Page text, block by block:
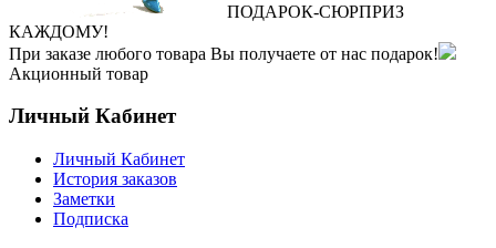
ПОДАРОК‐СЮРПРИЗ
КАЖДОМУ!
При заказе любого товара Вы получаете от нас подарок!
Акционный товар
Личный Кабинет
Личный Кабинет
История заказов
Заметки
Подписка